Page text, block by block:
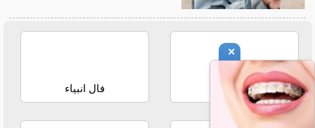
فال حافظ فال انبیاء
×